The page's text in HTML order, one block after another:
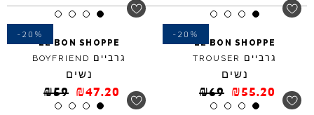
-20%
LE BONSHOPPE
גרביים TROUSER
נשים
₪69 ₪55.20
-20%
LE BONSHOPPE
גרביים BOYFRIEND
נשים
₪59 ₪47.20